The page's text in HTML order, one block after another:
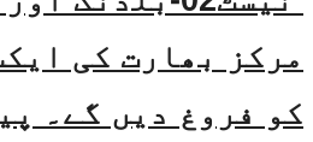
مرکز بھارت کی
کو فروغ دیں گے۔